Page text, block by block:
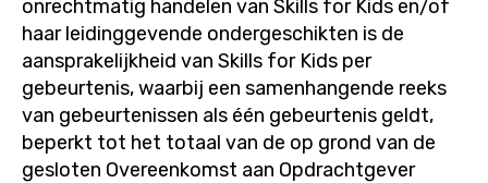
onrechtmatig handelen van Skills for Kids en/of
haar leidinggevende ondergeschikten is de
aansprakelijkheid van Skills for Kids per
gebeurtenis, waarbij een samenhangende reeks
van gebeurtenissen als één gebeurtenis geldt,
beperkt tot het totaal van de op grond van de
gesloten Overeenkomst aan Opdrachtgever